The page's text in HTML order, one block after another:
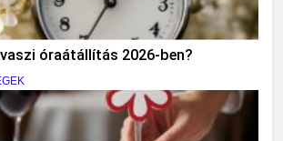
óraátállítás 2026-ben?